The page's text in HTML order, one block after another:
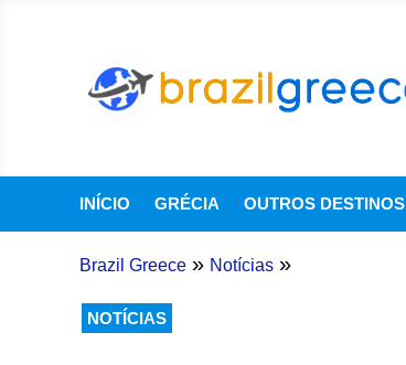
INÍCIO GRÉCIA OUTROS DESTINOS
Brazil Greece » Notícias »
NOTÍCIAS